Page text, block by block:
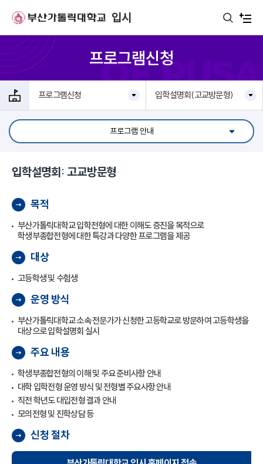
입시
프로그램신청
프로그램신청 입학설명회(고교방문형)
프로그램 안내
입학설명회: 고교방문형
목적
부산가톨릭대학교 입학전형에 대한 이해도 증진을 목적으로
학생부종합전형에 대한 특강과 다양한 프로그램을 제공
대상
고등학생 및 수험생
운영 방식
부산가톨릭대학교 소속 전문가가 신청한 고등학교로 방문하여 고등학생을
대상으로 입학설명회 실시
주요 내용
학생부종합전형의 이해 및 주요 준비사항 안내
대학 입학전형 운영 방식 및 전형별 주요사항 안내
직전 학년도 대입전형 결과 안내
모의전형 및 진학상담 등
신청 절차